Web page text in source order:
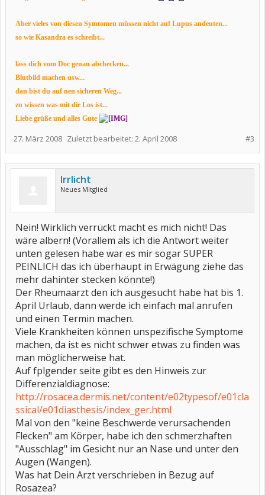
Aber vieles von diesen Symtomen müssen nicht auf Lupus andeuten...
so wie Kasandra es schreibt...
lass dich vom Doc genau abchecken...
Blutbild machen usw...
dan bist du auf nen sicheren Weg...
zu wissen was mit dir Los ist...
Liebe grüße und alles Gute
#3
27. März 2008 Zuletzt bearbeitet: 2. April 2008
Irrlicht
Neues Mitglied
Nein! Wirklich verrückt macht es mich nicht! Das
wäre albern! (Vorallem als ich die Antwort weiter
unten gelesen habe war es mir sogar SUPER
PEINLICH das ich überhaupt in Erwägung ziehe das
mehr dahinter stecken könnte!)
Der Rheumaarzt den ich ausgesucht habe hat bis 1.
April Urlaub, dann werde ich einfach mal anrufen
und einen Termin machen.
Viele Krankheiten können unspezifische Symptome
machen, da ist es nicht schwer etwas zu finden was
man möglicherweise hat.
Auf fplgender seite gibt es den Hinweis zur
Differenzialdiagnose:
http://rosacea.dermis.net/content/e02typesof/e01cla
ssical/e01diasthesis/index_ger.html
Mal von den "keine Beschwerde verursachenden
Flecken" am Körper, habe ich den schmerzhaften
"Ausschlag" im Gesicht nur an Nase und unter den
Augen (Wangen).
Was hat Dein Arzt verschrieben in Bezug auf
Rosazea?